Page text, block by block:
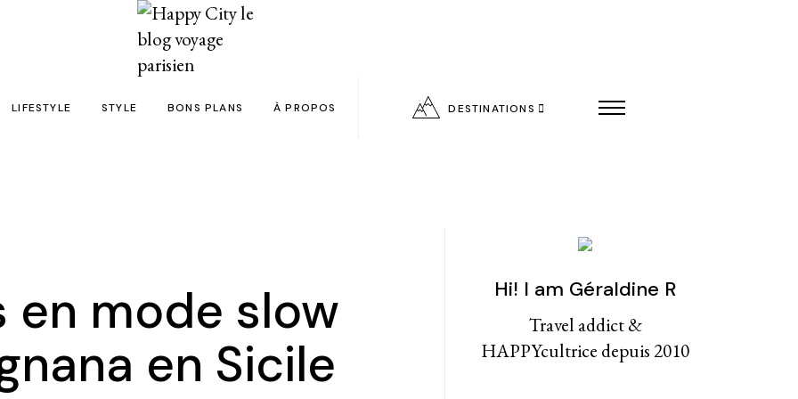
en 24h chrono
filles
LIFESTYLE
Livres
Kids
STYLE
Tattoos
BONS PLANS À PROPOS
Politique de confidentialité
FAQ
DESTINATIONS
en mode slow
en Sicile
Hi! I am Géraldine R
Travel addict &
HAPPYcultrice depuis 2010